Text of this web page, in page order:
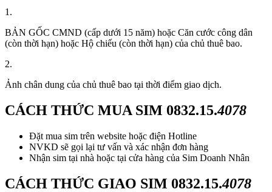
1.
BẢN GỐC CMND (cấp dưới 15 năm) hoặc Căn cước công dân
(còn thời hạn) hoặc Hộ chiếu (còn thời hạn) của chủ thuê bao.
2.
Ảnh chân dung của chủ thuê bao tại thời điểm giao dịch.
CÁCH THỨC MUA SIM 0832.15.4078
Đặt mua sim trên website hoặc điện Hotline
NVKD sẽ gọi lại tư vấn và xác nhận đơn hàng
Nhận sim tại nhà hoặc tại cửa hàng của Sim Doanh Nhân
CÁCH THỨC GIAO SIM 0832.15.4078